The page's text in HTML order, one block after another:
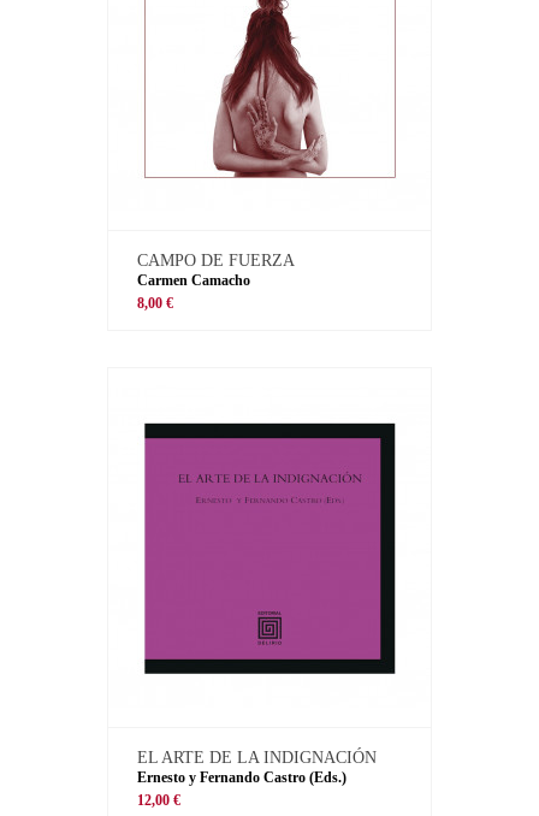
CAMPO DE FUERZA
Carmen Camacho
8,00 €
EL ARTE DE LA INDIGNACIÓN
Ernesto y Fernando Castro (Eds.)
12,00 €